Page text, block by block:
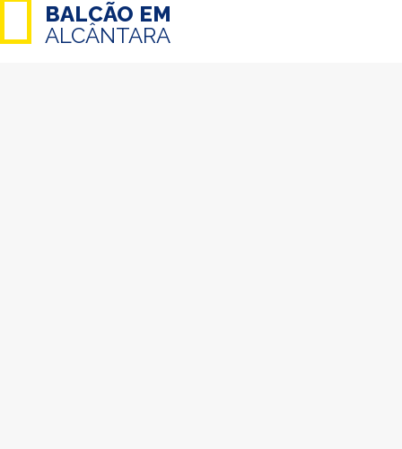
BALCÃO EM
ALCÂNTARA